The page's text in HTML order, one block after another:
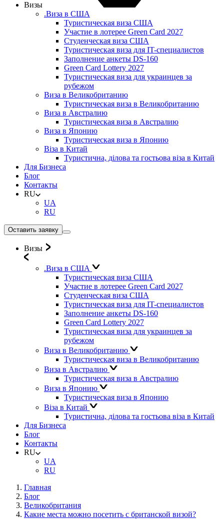
Визы
.Виза в США
Туристическая виза США
Участие в лотерее Green Card 2027
Студенческая виза США
Туристическая виза для IT-специалистов
Заполнение анкеты DS-160
Green Card Lottery 2027
Туристическая виза для украинцев за
рубежом
Виза в Великобританию
Туристическая виза в Великобританию
Виза в Австралию
Туристическая виза в Австралию
Виза в Японию
Туристическая виза в Японию
Віза в Китай
Туристична, ділова та гостьова віза в Китай
Для Бизнеса
Блог
Контакты
RU
UA
RU
Оставить заявку
Визы
.Виза в США
Туристическая виза США
Участие в лотерее Green Card 2027
Студенческая виза США
Туристическая виза для IT-специалистов
Заполнение анкеты DS-160
Green Card Lottery 2027
Туристическая виза для украинцев за
рубежом
Виза в Великобританию
Туристическая виза в Великобританию
Виза в Австралию
Туристическая виза в Австралию
Виза в Японию
Туристическая виза в Японию
Віза в Китай
Туристична, ділова та гостьова віза в Китай
Для Бизнеса
Блог
Контакты
RU
UA
RU
Главная
Блог
Великобритания
Какие места можно посетить с британской визой?